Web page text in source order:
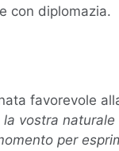
con diplomazia.
favorevole
la vostra naturale
per